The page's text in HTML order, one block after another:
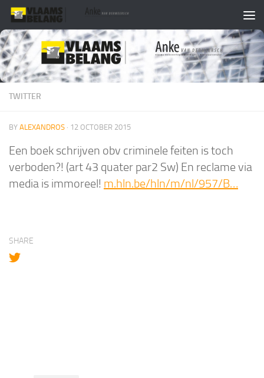
Skip to content
TWITTER
BY ALEXANDROS · 12 OCTOBER 2015
Een boek schrijven obv criminele feiten is toch
verboden?! (art 43 quater par2 Sw) En reclame via
media is immoreel! m.hln.be/hln/m/nl/957/B…
SHARE